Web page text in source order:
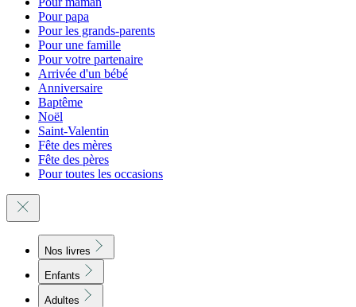
Pour papa
Pour les grands-parents
Pour une famille
Pour votre partenaire
Arrivée d'un bébé
Anniversaire
Baptême
Noël
Saint-Valentin
Fête des mères
Fête des pères
Pour toutes les occasions
Nos livres
Enfants
Adultes